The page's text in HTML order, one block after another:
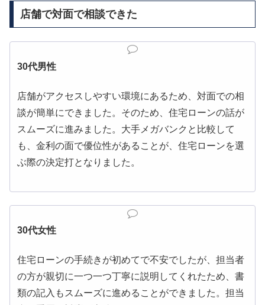
店舗で対面で相談できた
30代男性
店舗がアクセスしやすい環境にあるため、対面での相
談が簡単にできました。そのため、住宅ローンの話が
スムーズに進みました。大手メガバンクと比較して
も、金利の面で優位性があることが、住宅ローンを選
ぶ際の決定打となりました。
30代女性
住宅ローンの手続きが初めてで不安でしたが、担当者
の方が親切に一つ一つ丁寧に説明してくれたため、書
類の記入もスムーズに進めることができました。担当